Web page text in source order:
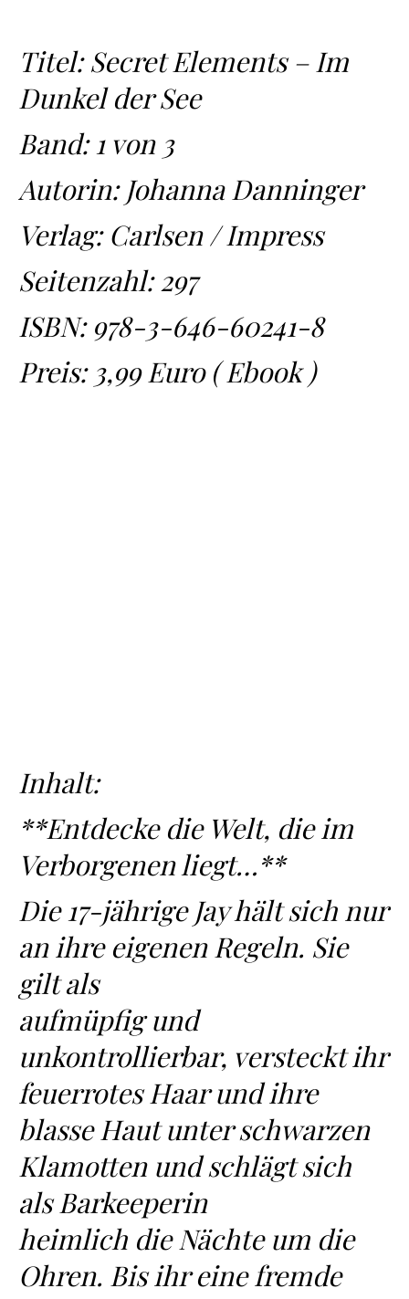
Titel: Secret Elements – Im
Dunkel der See
Band: 1 von 3
Autorin: Johanna Danninger
Verlag: Carlsen / Impress
Seitenzahl: 297
ISBN: 978-3-646-60241-8
Preis: 3,99 Euro ( Ebook )
Inhalt:
**Entdecke die Welt, die im
Verborgenen liegt…**
Die 17-jährige Jay hält sich nur
an ihre eigenen Regeln. Sie
gilt als
aufmüpfig und
unkontrollierbar, versteckt ihr
feuerrotes Haar und ihre
blasse Haut unter schwarzen
Klamotten und schlägt sich
als Barkeeperin
heimlich die Nächte um die
Ohren. Bis ihr eine fremde